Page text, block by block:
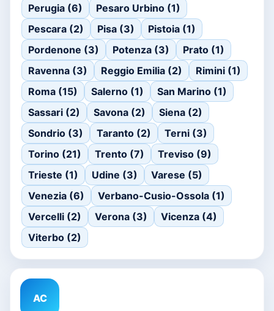
Perugia (6)
Pesaro Urbino (1)
Pescara (2)
Pisa (3)
Pistoia (1)
Pordenone (3)
Potenza (3)
Prato (1)
Ravenna (3)
Reggio Emilia (2)
Rimini (1)
Roma (15)
Salerno (1)
San Marino (1)
Sassari (2)
Savona (2)
Siena (2)
Sondrio (3)
Taranto (2)
Terni (3)
Torino (21)
Trento (7)
Treviso (9)
Trieste (1)
Udine (3)
Varese (5)
Venezia (6)
Verbano-Cusio-Ossola (1)
Vercelli (2)
Verona (3)
Vicenza (4)
Viterbo (2)
AC